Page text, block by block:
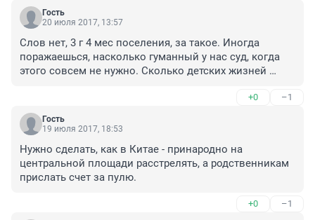
Гость
20 июля 2017, 13:57
Слов нет, 3 г 4 мес поселения, за такое. Иногда
поражаешься, насколько гуманный у нас суд, когда
этого совсем не нужно. Сколько детских жизней
+0 –1
Гость
19 июля 2017, 18:53
Нужно сделать, как в Китае - принародно на
центральной площади расстрелять, а родственникам
прислать счет за пулю.
+0 –1